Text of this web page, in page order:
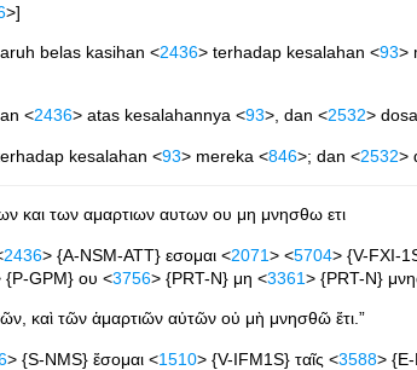
>]
belas kasihan <2436> terhadap kesalahan <93>
<2436> atas kesalahannya <93>, dan <2532>
kesalahan <93> mereka <846>; dan <2532>
και των αμαρτιων αυτων ου μη μνησθω ετι
2436> {A-NSM-ATT} εσομαι <2071> <5704> {V-FXI-
{P-GPM} ου <3756> {PRT-N} μη <3361> {PRT-N}
καὶ τῶν ἁμαρτιῶν αὐτῶν οὐ μὴ μνησθῶ ἔτι.”
> {S-NMS} ἔσομαι <1510> {V-IFM1S} ταῖς <3588> {E-